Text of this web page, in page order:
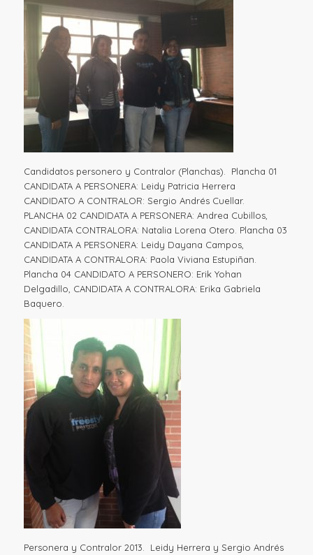
Candidatos personero y Contralor (Planchas). Plancha 01
CANDIDATA A PERSONERA: Leidy Patricia Herrera
CANDIDATO A CONTRALOR: Sergio Andrés Cuellar.
PLANCHA 02 CANDIDATA A PERSONERA: Andrea Cubillos,
CANDIDATA CONTRALORA: Natalia Lorena Otero. Plancha 03
CANDIDATA A PERSONERA: Leidy Dayana Campos,
CANDIDATA A CONTRALORA: Paola Viviana Estupiñan.
Plancha 04 CANDIDATO A PERSONERO: Erik Yohan
Delgadillo, CANDIDATA A CONTRALORA: Erika Gabriela
Baquero.
Personera y Contralor 2013. Leidy Herrera y Sergio Andrés